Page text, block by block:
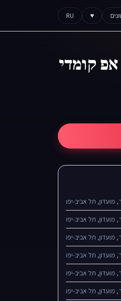
♥
RU
קומדי
מועדון, תל אביב-יפו
מועדון, תל אביב-יפו
מועדון, תל אביב-יפו
מועדון, תל אביב-יפו
מועדון, תל אביב-יפו
מועדון, תל אביב-יפו